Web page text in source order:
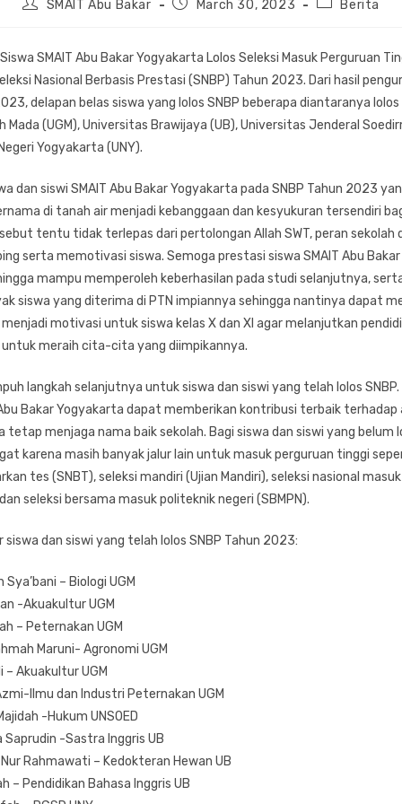
SMAIT Abu Bakar March 30, 2023 Berita
SMAIT Abu Bakar Yogyakarta Lolos Seleksi Masuk Perguruan
Nasional Berbasis Prestasi (SNBP) Tahun 2023. Dari hasil
delapan belas siswa yang lolos SNBP beberapa diantaranya lolos
Mada (UGM), Universitas Brawijaya (UB), Universitas Jenderal
Yogyakarta (UNY).
dan siswi SMAIT Abu Bakar Yogyakarta pada SNBP Tahun 2023
di tanah air menjadi kebanggaan dan kesyukuran tersendiri
tentu tidak terlepas dari pertolongan Allah SWT, peran sekolah
serta memotivasi siswa. Semoga prestasi siswa SMAIT Abu
mampu memperoleh keberhasilan pada studi selanjutnya,
siswa yang diterima di PTN impiannya sehingga nantinya dapat
motivasi untuk siswa kelas X dan XI agar melanjutkan
meraih cita-cita yang diimpikannya.
langkah selanjutnya untuk siswa dan siswi yang telah lolos
Bakar Yogyakarta dapat memberikan kontribusi terbaik terhadap
tetap menjaga nama baik sekolah. Bagi siswa dan siswi yang belum
karena masih banyak jalur lain untuk masuk perguruan tinggi
tes (SNBT), seleksi mandiri (Ujian Mandiri), seleksi nasional
seleksi bersama masuk politeknik negeri (SBMPN).
dan siswi yang telah lolos SNBP Tahun 2023:
– Biologi UGM
-Akuakultur UGM
– Peternakan UGM
Maruni- Agronomi UGM
– Akuakultur UGM
Ilmu dan Industri Peternakan UGM
-Hukum UNSOED
Saprudin -Sastra Inggris UB
Rahmawati – Kedokteran Hewan UB
– Pendidikan Bahasa Inggris UB